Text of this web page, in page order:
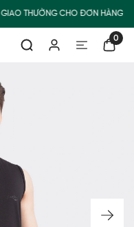
GIAO THƯỜNG CHO ĐƠN HÀNG
0